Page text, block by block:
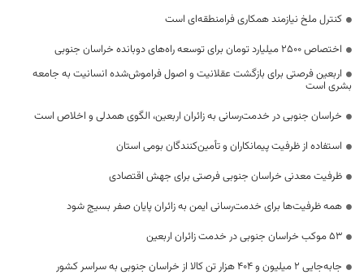
کنترل ملخ نیازمند همکاری فرامنطقه‌ای است
اختصاص 2500 میلیارد تومان برای توسعه راه‌های دوبانده خراسان جنوبی
اربعین فرصتی برای بازگشت عقلانیت و اصول فراموش‌شده انسانیت به جامعه
بشری است
خراسان جنوبی در خدمت‌رسانی به زائران اربعین، الگوی همدلی و اخلاص است
استفاده از ظرفیت پیمانکاران و تأمین‌کنندگان بومی استان
ظرفیت معدنی خراسان جنوبی فرصتی برای جهش اقتصادی
همه ظرفیت‌ها برای خدمت‌رسانی ایمن به زائران پایان صفر بسیج شود
53 موکب خراسان جنوبی در خدمت زائران اربعین
جابه‌جایی 2 میلیون و 404 هزار تن کالا از خراسان جنوبی به سراسر کشور